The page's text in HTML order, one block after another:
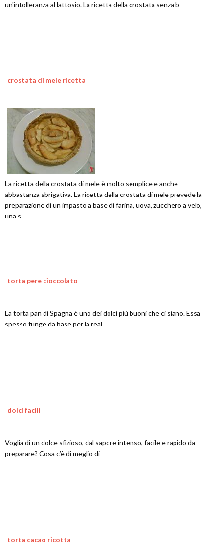
un'intolleranza al lattosio. La ricetta della crostata senza b
crostata di mele ricetta
La ricetta della crostata di mele è molto semplice e anche
abbastanza sbrigativa. La ricetta della crostata di mele prevede la
preparazione di un impasto a base di farina, uova, zucchero a velo,
una s
torta pere cioccolato
La torta pan di Spagna è uno dei dolci più buoni che ci siano. Essa
spesso funge da base per la real
dolci facili
Voglia di un dolce sfizioso, dal sapore intenso, facile e rapido da
preparare? Cosa c’è di meglio di
torta cacao ricotta